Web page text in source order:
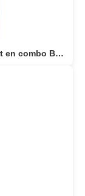
Trois Hommes et un Couffin actuellement en combo BLU-RAY/DVD